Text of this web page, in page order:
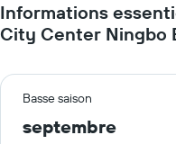
Informations
City Center Ningbo
Basse saison
septembre